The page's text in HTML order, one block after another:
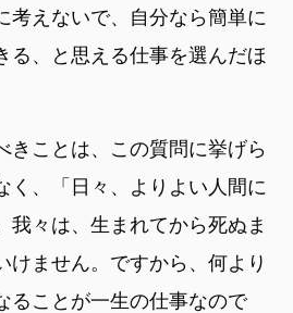
考えないで、自分なら簡単に
る、と思える仕事を選んだほ
ことは、この質問に挙げら
く、「日々、よりよい人間に
我々は、生まれてから死ぬま
けません。ですから、何より
ることが一生の仕事なので